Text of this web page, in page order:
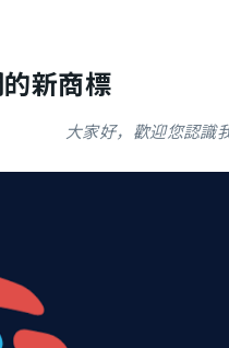
新商標
大家好，歡迎您認識